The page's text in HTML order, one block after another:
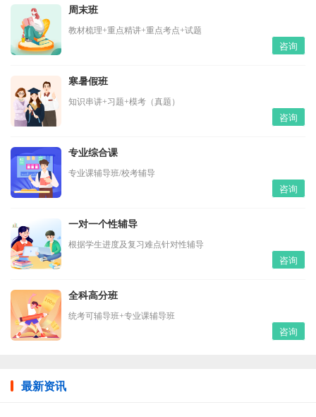
周末班
教材梳理+重点精讲+重点考点+试题
咨询
寒暑假班
知识串讲+习题+模考（真题）
咨询
专业综合课
专业课辅导班/校考辅导
咨询
一对一个性辅导
根据学生进度及复习难点针对性辅导
咨询
全科高分班
统考可辅导班+专业课辅导班
咨询
最新资讯